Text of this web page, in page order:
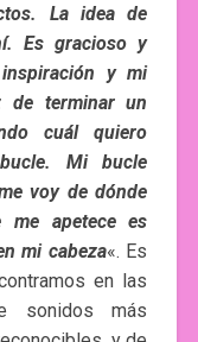
La idea de
Es gracioso y
y mi
de terminar un
cuál quiero
Mi bucle
voy de dónde
me apetece es
mi cabeza«. Es
en las
sonidos más